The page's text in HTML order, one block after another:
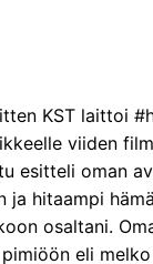
KST laittoi
viiden
esitteli oman
ja hitaampi
osaltani.
eli